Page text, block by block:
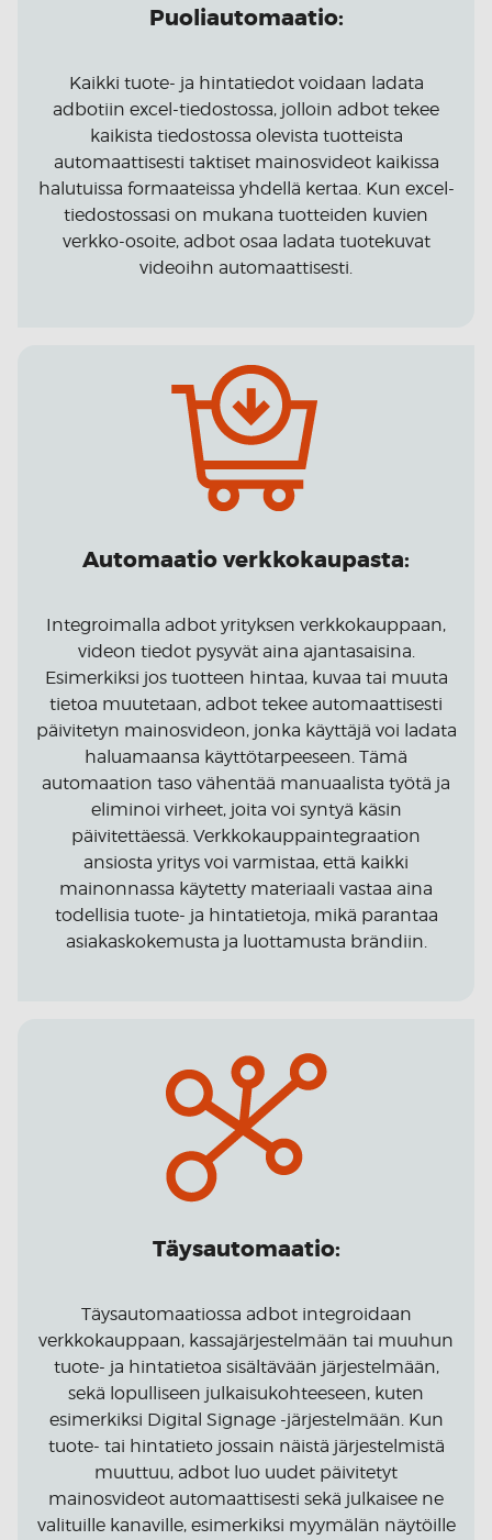
Puoliautomaatio:
Kaikki tuote- ja hintatiedot voidaan ladata
adbotiin excel-tiedostossa, jolloin adbot tekee
kaikista tiedostossa olevista tuotteista
automaattisesti taktiset mainosvideot kaikissa
halutuissa formaateissa yhdellä kertaa. Kun excel-
tiedostossasi on mukana tuotteiden kuvien
verkko-osoite, adbot osaa ladata tuotekuvat
videoihn automaattisesti.
Automaatio verkkokaupasta:
Integroimalla adbot yrityksen verkkokauppaan,
videon tiedot pysyvät aina ajantasaisina.
Esimerkiksi jos tuotteen hintaa, kuvaa tai muuta
tietoa muutetaan, adbot tekee automaattisesti
päivitetyn mainosvideon, jonka käyttäjä voi ladata
haluamaansa käyttötarpeeseen. Tämä
automaation taso vähentää manuaalista työtä ja
eliminoi virheet, joita voi syntyä käsin
päivitettäessä. Verkkokauppaintegraation
ansiosta yritys voi varmistaa, että kaikki
mainonnassa käytetty materiaali vastaa aina
todellisia tuote- ja hintatietoja, mikä parantaa
asiakaskokemusta ja luottamusta brändiin.
Täysautomaatio:
Täysautomaatiossa adbot integroidaan
verkkokauppaan, kassajärjestelmään tai muuhun
tuote- ja hintatietoa sisältävään järjestelmään,
sekä lopulliseen julkaisukohteeseen, kuten
esimerkiksi Digital Signage -järjestelmään. Kun
tuote- tai hintatieto jossain näistä järjestelmistä
muuttuu, adbot luo uudet päivitetyt
mainosvideot automaattisesti sekä julkaisee ne
valituille kanaville, esimerkiksi myymälän näytöille